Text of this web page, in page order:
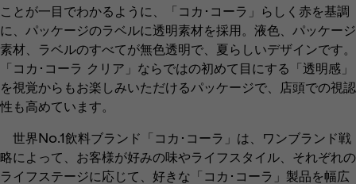
ことが一目でわかるように、「コカ･コーラ」らしく赤を基調
に、パッケージのラベルに透明素材を採用。液色、パッケージ
素材、ラベルのすべてが無色透明で、夏らしいデザインです。
「コカ･コーラ クリア」ならではの初めて目にする「透明感」
を視覚からもお楽しみいただけるパッケージで、店頭での視認
性も高めています。
世界No.1飲料ブランド「コカ･コーラ」は、ワンブランド戦
略によって、お客様が好みの味やライフスタイル、それぞれの
ライフステージに応じて、好きな「コカ･コーラ」製品を幅広